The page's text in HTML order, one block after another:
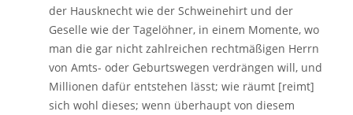
der Hausknecht wie der Schweinehirt und der
Geselle wie der Tagelöhner, in einem Momente, wo
man die gar nicht zahlreichen rechtmäßigen Herrn
von Amts- oder Geburtswegen verdrängen will, und
Millionen dafür entstehen lässt; wie räumt [reimt]
sich wohl dieses; wenn überhaupt von diesem